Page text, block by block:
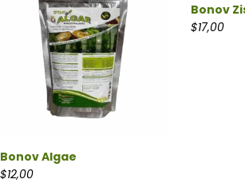
Bonov Algae
$12,00
Bonov
$17,00